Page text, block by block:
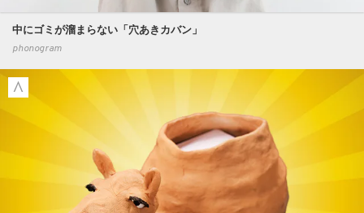
中にゴミが溜まらない「穴あきカバン」
phonogram